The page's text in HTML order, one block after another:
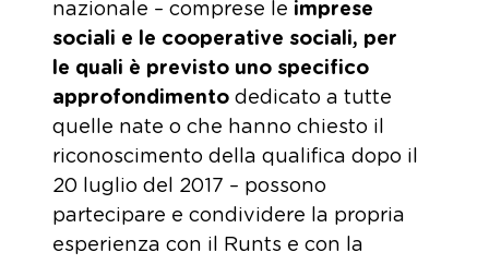
nazionale – comprese le imprese
sociali e le cooperative sociali, per
le quali è previsto uno specifico
approfondimento dedicato a tutte
quelle nate o che hanno chiesto il
riconoscimento della qualifica dopo il
20 luglio del 2017 – possono
partecipare e condividere la propria
esperienza con il Runts e con la